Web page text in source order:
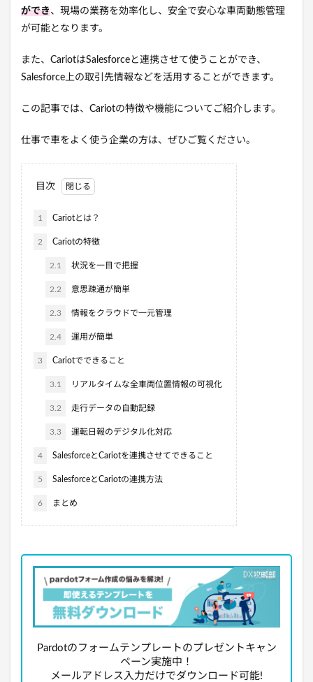
ができ、現場の業務を効率化し、安全で安心な車両動態管理
が可能となります。
また、CariotはSalesforceと連携させて使うことができ、
Salesforce上の取引先情報などを活用することができます。
この記事では、Cariotの特徴や機能についてご紹介します。
仕事で車をよく使う企業の方は、ぜひご覧ください。
目次
1 Cariotとは？
2 Cariotの特徴
2.1 状況を一目で把握
2.2 意思疎通が簡単
2.3 情報をクラウドで一元管理
2.4 運用が簡単
3 Cariotでできること
3.1 リアルタイムな全車両位置情報の可視化
3.2 走行データの自動記録
3.3 運転日報のデジタル化対応
4 SalesforceとCariotを連携させてできること
5 SalesforceとCariotの連携方法
6 まとめ
Pardotのフォームテンプレートのプレゼントキャン
ペーン実施中！
メールアドレス入力だけでダウンロード可能!